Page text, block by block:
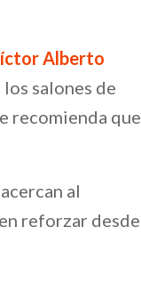
Alberto
salones de
recomienda que
al
reforzar desde